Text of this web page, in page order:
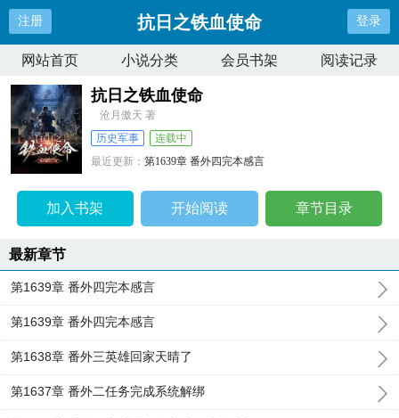
注册 抗日之铁血使命 登录
网站首页 小说分类 会员书架 阅读记录
抗日之铁血使命
沧月傲天 著
历史军事
连载中
最近更新：第1639章 番外四完本感言
加入书架 开始阅读 章节目录
最新章节
第1639章 番外四完本感言
第1639章 番外四完本感言
第1638章 番外三英雄回家天晴了
第1637章 番外二任务完成系统解绑